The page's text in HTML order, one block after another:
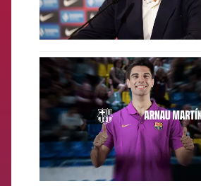
FCB Barcelona badge